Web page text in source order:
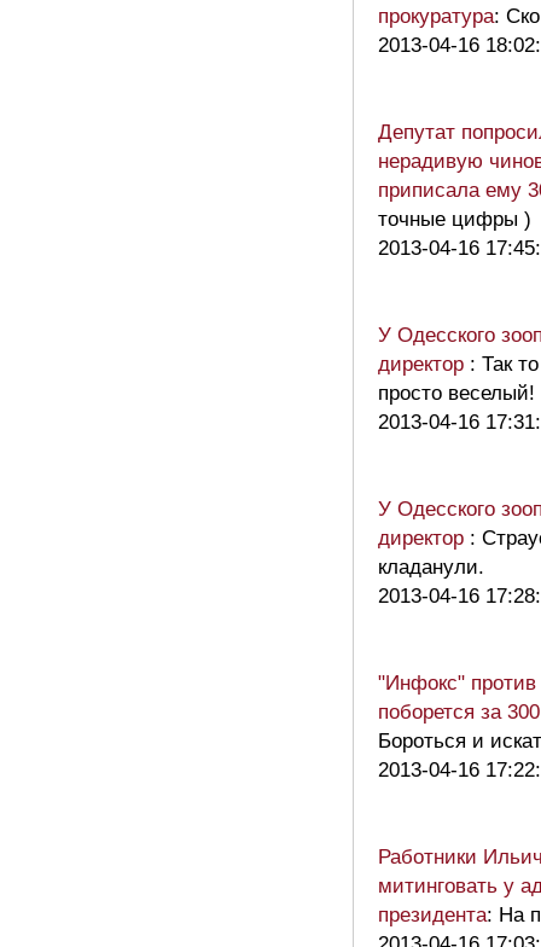
прокуратура:
2013-04-16
Депутат
нерадивую
приписала ему
точные цифры )
2013-04-16
У Одесского
директор : Так
просто веселый!
2013-04-16
У Одесского
директор :
кладанули.
2013-04-16
"Инфокс"
поборется за
Бороться и
2013-04-16
Работники
митинговать у
президента: На